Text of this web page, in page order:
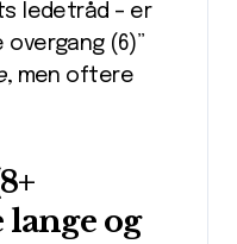
ledetråd – er
overgang (6)”
, men oftere
lange og